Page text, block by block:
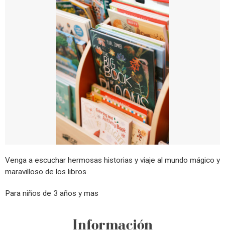
Venga a escuchar hermosas historias y viaje al mundo mágico y
maravilloso de los libros.
Para niños de 3 años y mas
Información